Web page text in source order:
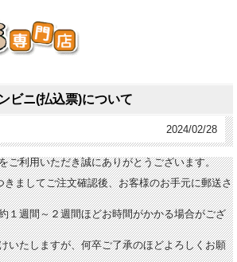
ビニ(払込票)について
2024/02/28
ご利用いただき誠にありがとうございます。
きましてご注文確認後、お客様のお手元に郵送さ
１週間～２週間ほどお時間がかかる場合がござ
いたしますが、何卒ご了承のほどよろしくお願